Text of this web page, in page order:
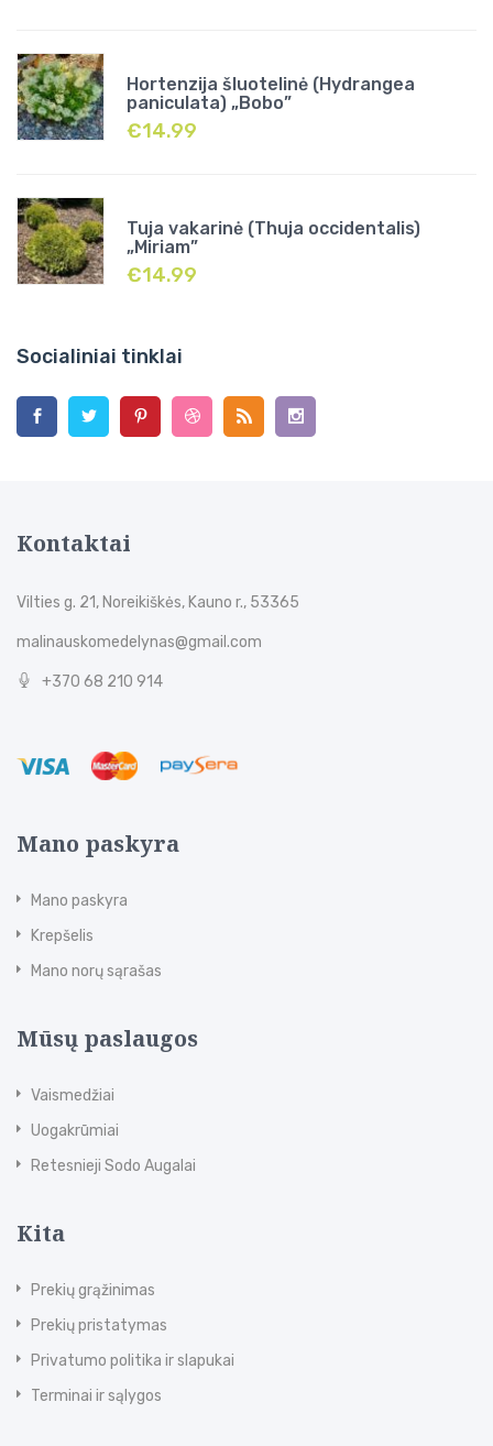
Hortenzija šluotelinė (Hydrangea
paniculata) „Bobo”
€14.99
Tuja vakarinė (Thuja occidentalis)
„Miriam”
€14.99
Socialiniai tinklai
Kontaktai
Vilties g. 21, Noreikiškės, Kauno r., 53365
malinauskomedelynas@gmail.com
+370 68 210 914
Mano paskyra
Mano paskyra
Krepšelis
Mano norų sąrašas
Mūsų paslaugos
Vaismedžiai
Uogakrūmiai
Retesnieji Sodo Augalai
Kita
Prekių grąžinimas
Prekių pristatymas
Privatumo politika ir slapukai
Terminai ir sąlygos